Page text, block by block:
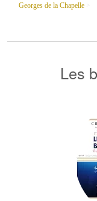
Georges de la Chapelle
Les